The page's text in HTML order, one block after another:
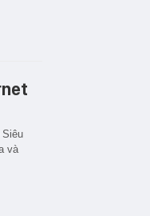
Siêu
và